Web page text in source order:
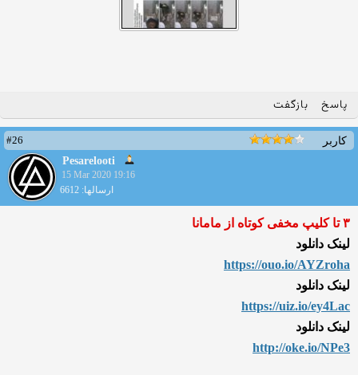
پاسخ بازگفت
کاربر
#26
Pesarelooti
15 Mar 2020 19:16
ارسالها: 6612
۳ تا کلیپ مخفی کوتاه از مامانا
لینک دانلود
https://ouo.io/AYZroha
لینک دانلود
https://uiz.io/ey4Lac
لینک دانلود
http://oke.io/NPe3